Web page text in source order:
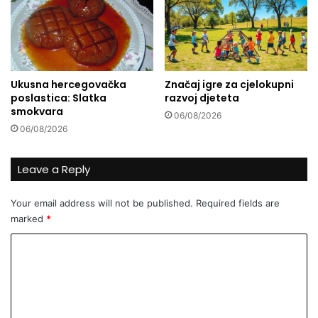
n
e
b
r
a
ć
a
j
l
a
h
Ukusna hercegovačka
poslastica: Slatka
smokvara
06/08/2026
Značaj igre za cjelokupni
razvoj djeteta
06/08/2026
Leave a Reply
Your email address will not be published. Required fields are
marked *